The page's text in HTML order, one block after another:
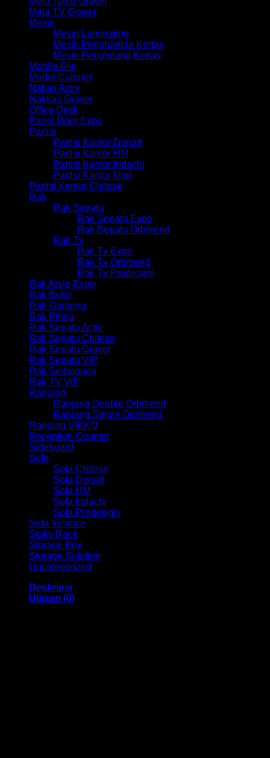
Meja TV Graver
Mesin
Mesin Laminating
Mesin Penghancur Kertas
Mesin Penghitung Kertas
Mobile File
Modul Cabinet
Nakas Activ
Nakkas Graver
Office Desk
Panel Door Expo
Partisi
Partisi Kantor Donati
Partisi Kantor HM
Partisi Kantor Indachi
Partisi Kantor Uno
Partisi Kantor Chitose
Rak
Rak Sepatu
Rak Sepatu Expo
Rak Sepatu Orbitrend
Rak Tv
Rak Tv Expo
Rak Tv Orbitrend
Rak Tv Prodesign
Rak Arsip Expo
Rak Buku
Rak Gantung
Rak Piring
Rak Sepatu Activ
Rak Sepatu Chitose
Rak Sepatu Graver
Rak Sepatu VIP
Rak Serbaguna
Rak TV VIP
Ranjang
Ranjang Double Orbitrend
Ranjang Single Orbitrend
Ranjang VIKKO
Reception Counter
Sideboard
Sofa
Sofa Chitose
Sofa Donati
Sofa HM
Sofa Indachi
Sofa Prodesign
Sofa Yesnice
Staky Rack
Storage Box
Storage Solution
Uncategorized
Deskripsi
Ulasan (0)